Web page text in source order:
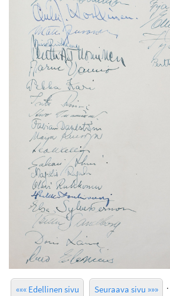
««« Edellinen sivu Seuraava sivu »»» ·